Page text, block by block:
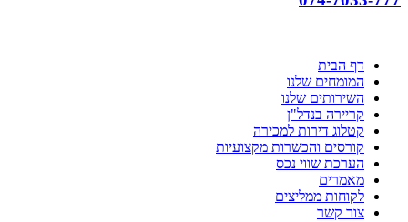
דף הבית
המומחים שלנו
השירותים שלנו
קריירה בנדל"ן
קטלוג דירות למכירה
קורסים והכשרות מקצועיות
הערכת שווי נכס
מאמרים
לקוחות ממליצים
צור קשר